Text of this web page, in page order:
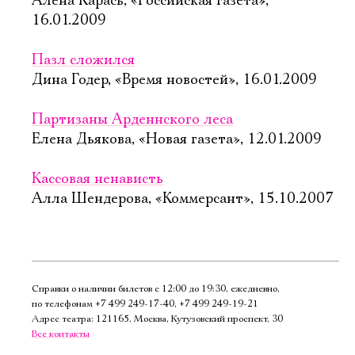
16.01.2009
Пазл сложился
Дина Годер, «Время новостей», 16.01.2009
Партизаны Арденнского леса
Елена Дьякова, «Новая газета», 12.01.2009
Кассовая ненависть
Алла Шендерова, «Коммерсант», 15.10.2007
Справки о наличии билетов с 12:00 до 19:30, ежедневно,
по телефонам +7 499 249‑17‑40, +7 499 249‑19‑21
Адрес театра: 121165, Москва, Кутузовский проспект, 30
Все контакты